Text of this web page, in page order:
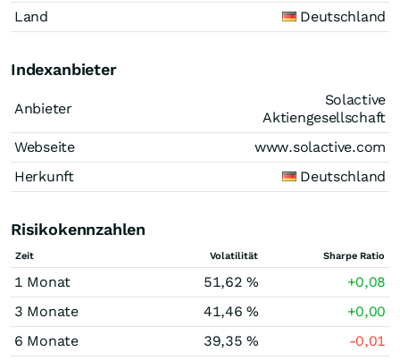
Land
Deutschland
Indexanbieter
Anbieter
Solactive
Aktiengesellschaft
Webseite
www.solactive.com
Herkunft
Deutschland
Risikokennzahlen
Zeit Volatilität Sharpe Ratio
1 Monat 51,62 %
+0,08
3 Monate
41,46 %
+0,00
6 Monate
39,35 % -0,01